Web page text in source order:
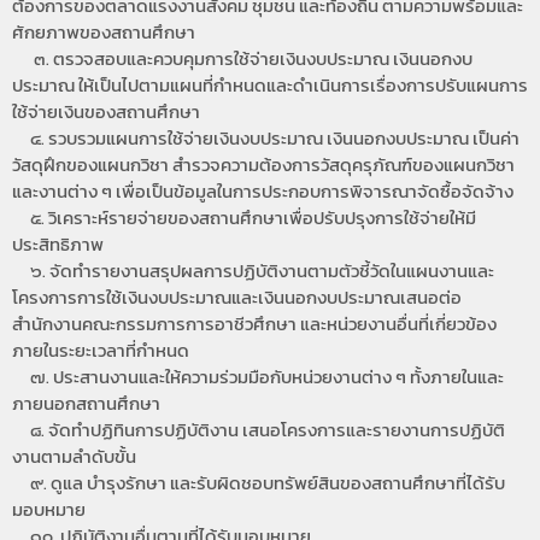
ศักยภาพของสถานศึกษา
๓. ตรวจสอบและควบคุมการใช้จ่ายเงินงบประมาณ เงินนอกงบ
ประมาณ ให้เป็นไปตามแผนที่กำหนดและดำเนินการเรื่องการปรับแผนการ
ใช้จ่ายเงินของสถานศึกษา
๔. รวบรวมแผนการใช้จ่ายเงินงบประมาณ เงินนอกงบประมาณ เป็นค่า
วัสดุฝึกของแผนกวิชา สำรวจความต้องการวัสดุครุภัณฑ์ของแผนกวิชา
และงานต่าง ๆ เพื่อเป็นข้อมูลในการประกอบการพิจารณาจัดซื้อจัดจ้าง
๕. วิเคราะห์รายจ่ายของสถานศึกษาเพื่อปรับปรุงการใช้จ่ายให้มี
ประสิทธิภาพ
๖. จัดทำรายงานสรุปผลการปฏิบัติงานตามตัวชี้วัดในแผนงานและ
โครงการการใช้เงินงบประมาณและเงินนอกงบประมาณเสนอต่อ
สำนักงานคณะกรรมการการอาชีวศึกษา และหน่วยงานอื่นที่เกี่ยวข้อง
ภายในระยะเวลาที่กำหนด
๗. ประสานงานและให้ความร่วมมือกับหน่วยงานต่าง ๆ ทั้งภายในและ
ภายนอกสถานศึกษา
๘. จัดทำปฏิทินการปฏิบัติงาน เสนอโครงการและรายงานการปฏิบัติ
งานตามลำดับขั้น
๙. ดูแล บำรุงรักษา และรับผิดชอบทรัพย์สินของสถานศึกษาที่ได้รับ
มอบหมาย